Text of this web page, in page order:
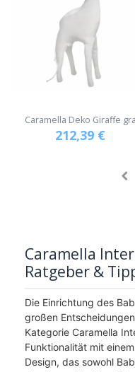
Caramella Deko Giraffe
212,39 €
Caramella
Ratgeber &
Die Einrichtung des
großen
Kategorie Caramella
Funktionalität mit
Design, das sowohl